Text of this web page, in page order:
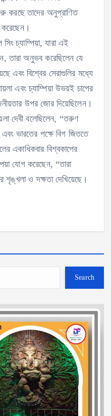
করছে তাদের অনুপ্রাণিত
সিং চ্যাম্পিয়া, যারা এই
তারা অনুভব করেছিলেন যে
এবং বিশ্বের সেরাগুলির মধ্যে
এবং চ্যাম্পিয়া উভয়ই চাপের
উপর জোর দিয়েছিলেন।
দেবী বলেছিলেন, “তরুণ
ভারতের পক্ষে বিগ জিততে
একাধিকবার বিশ্বকাপের
যোগ করেছেন, “তারা
শৃঙ্খলা ও দক্ষতা দেখিয়েছে।
Search